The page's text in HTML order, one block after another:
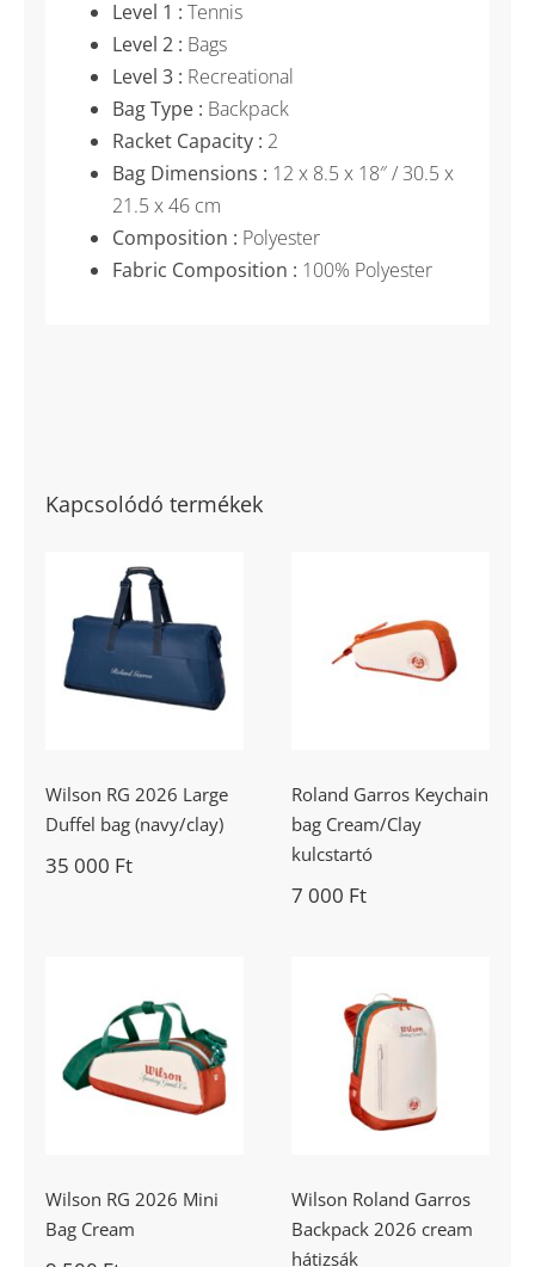
Level 1 : Tennis
Level 2 : Bags
Level 3 : Recreational
Bag Type : Backpack
Racket Capacity : 2
Bag Dimensions : 12 x 8.5 x 18″ / 30.5 x
21.5 x 46 cm
Composition : Polyester
Fabric Composition : 100% Polyester
Kapcsolódó termékek
Wilson RG 2026
Large Duffel
bag (navy/clay)
Wilson RG 2026 Large
Duffel bag (navy/clay)
35 000 Ft
Roland Garros
Keychain bag
Cream/Clay
kulcstartó
Roland Garros Keychain
bag Cream/Clay
kulcstartó
7 000 Ft
Wilson RG 2026
Mini Bag Cream
Wilson RG 2026 Mini
Bag Cream
Wilson Roland
Garros
Backpack 2026
cream hátizsák
Wilson Roland Garros
Backpack 2026 cream
hátizsák